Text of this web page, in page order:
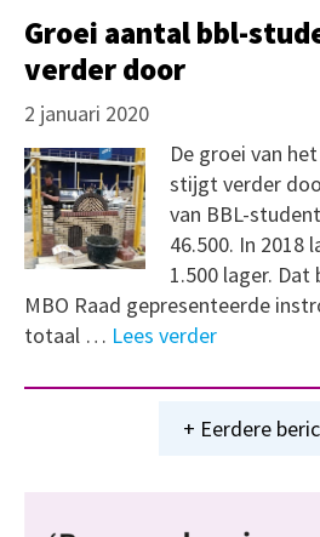
Groei aantal bbl-
verder door
2 januari 2020
De groei van
stijgt verder
van BBL-
46.500. In 2018
1.500 lager.
MBO Raad gepresenteerde
totaal … Lees verder
+ Eerdere